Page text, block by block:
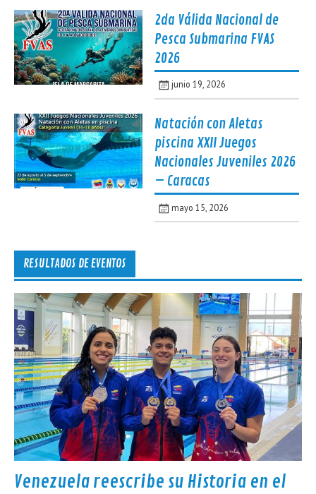
2da Válida Nacional de
Pesca Submarina FVAS
2026
junio 19, 2026
Natación con Aletas
piscina XXII Juegos
Nacionales Juveniles 2026
– Caracas
mayo 15, 2026
RESULTADOS DE EVENTOS
Venezuela reescribe su Historia en el